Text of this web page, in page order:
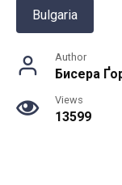
Bulgaria
Author
Бисера
Views
13599